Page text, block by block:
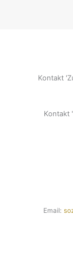
Kontakt
Kontakt
Email: